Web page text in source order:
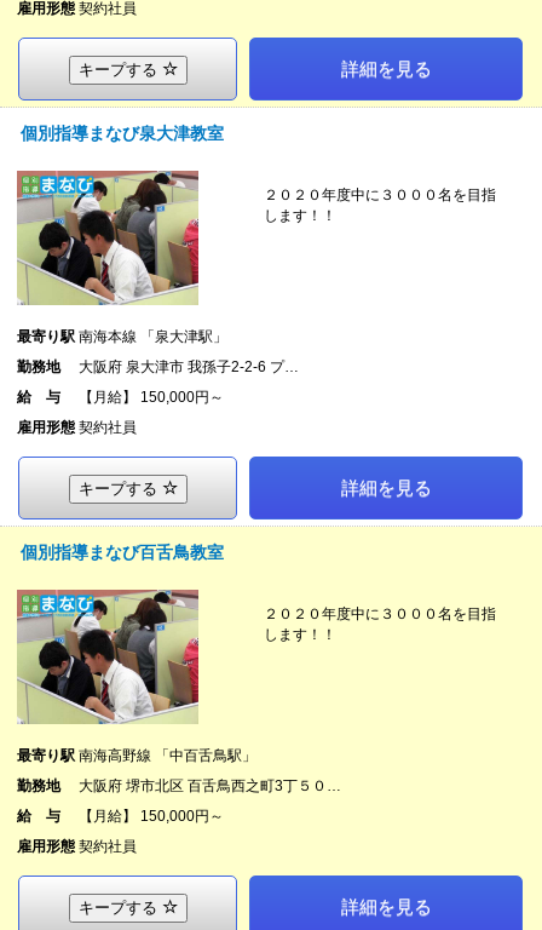
雇用形態 契約社員
キープする 詳細を見る
個別指導まなび泉大津教室
２０２０年度中に３０００名を目指
します！！
最寄り駅 南海本線 「泉大津駅」
勤務地
大阪府 泉大津市 我孫子2-2-6 プ…
給 与
【月給】 150,000円～
雇用形態 契約社員
キープする 詳細を見る
個別指導まなび百舌鳥教室
２０２０年度中に３０００名を目指
します！！
最寄り駅 南海高野線 「中百舌鳥駅」
勤務地
大阪府 堺市北区 百舌鳥西之町3丁５０…
給 与
【月給】 150,000円～
雇用形態 契約社員
キープする 詳細を見る